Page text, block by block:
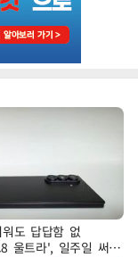
도 답답함 없
울트라', 일주일 써보